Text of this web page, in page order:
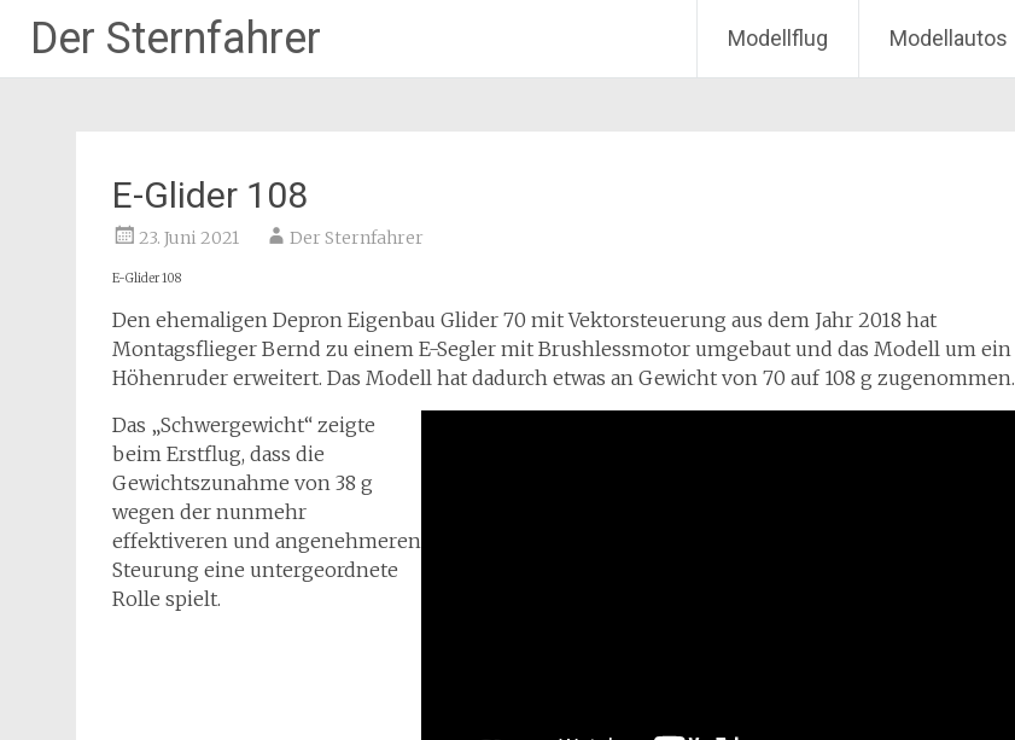
Der Sternfahrer Modellflug Modellautos
E-Glider 108
23. Juni 2021 Der Sternfahrer
E-Glider 108
Den ehemaligen Depron Eigenbau Glider 70 mit Vektorsteuerung aus dem Jahr 2018 hat
Montagsflieger Bernd zu einem E-Segler mit Brushlessmotor umgebaut und das Modell um ein
Höhenruder erweitert. Das Modell hat dadurch etwas an Gewicht von 70 auf 108 g zugenommen.
Das „Schwergewicht“ zeigte
beim Erstflug, dass die
Gewichtszunahme von 38 g
wegen der nunmehr
effektiveren und angenehmeren
Steurung eine untergeordnete
Rolle spielt.